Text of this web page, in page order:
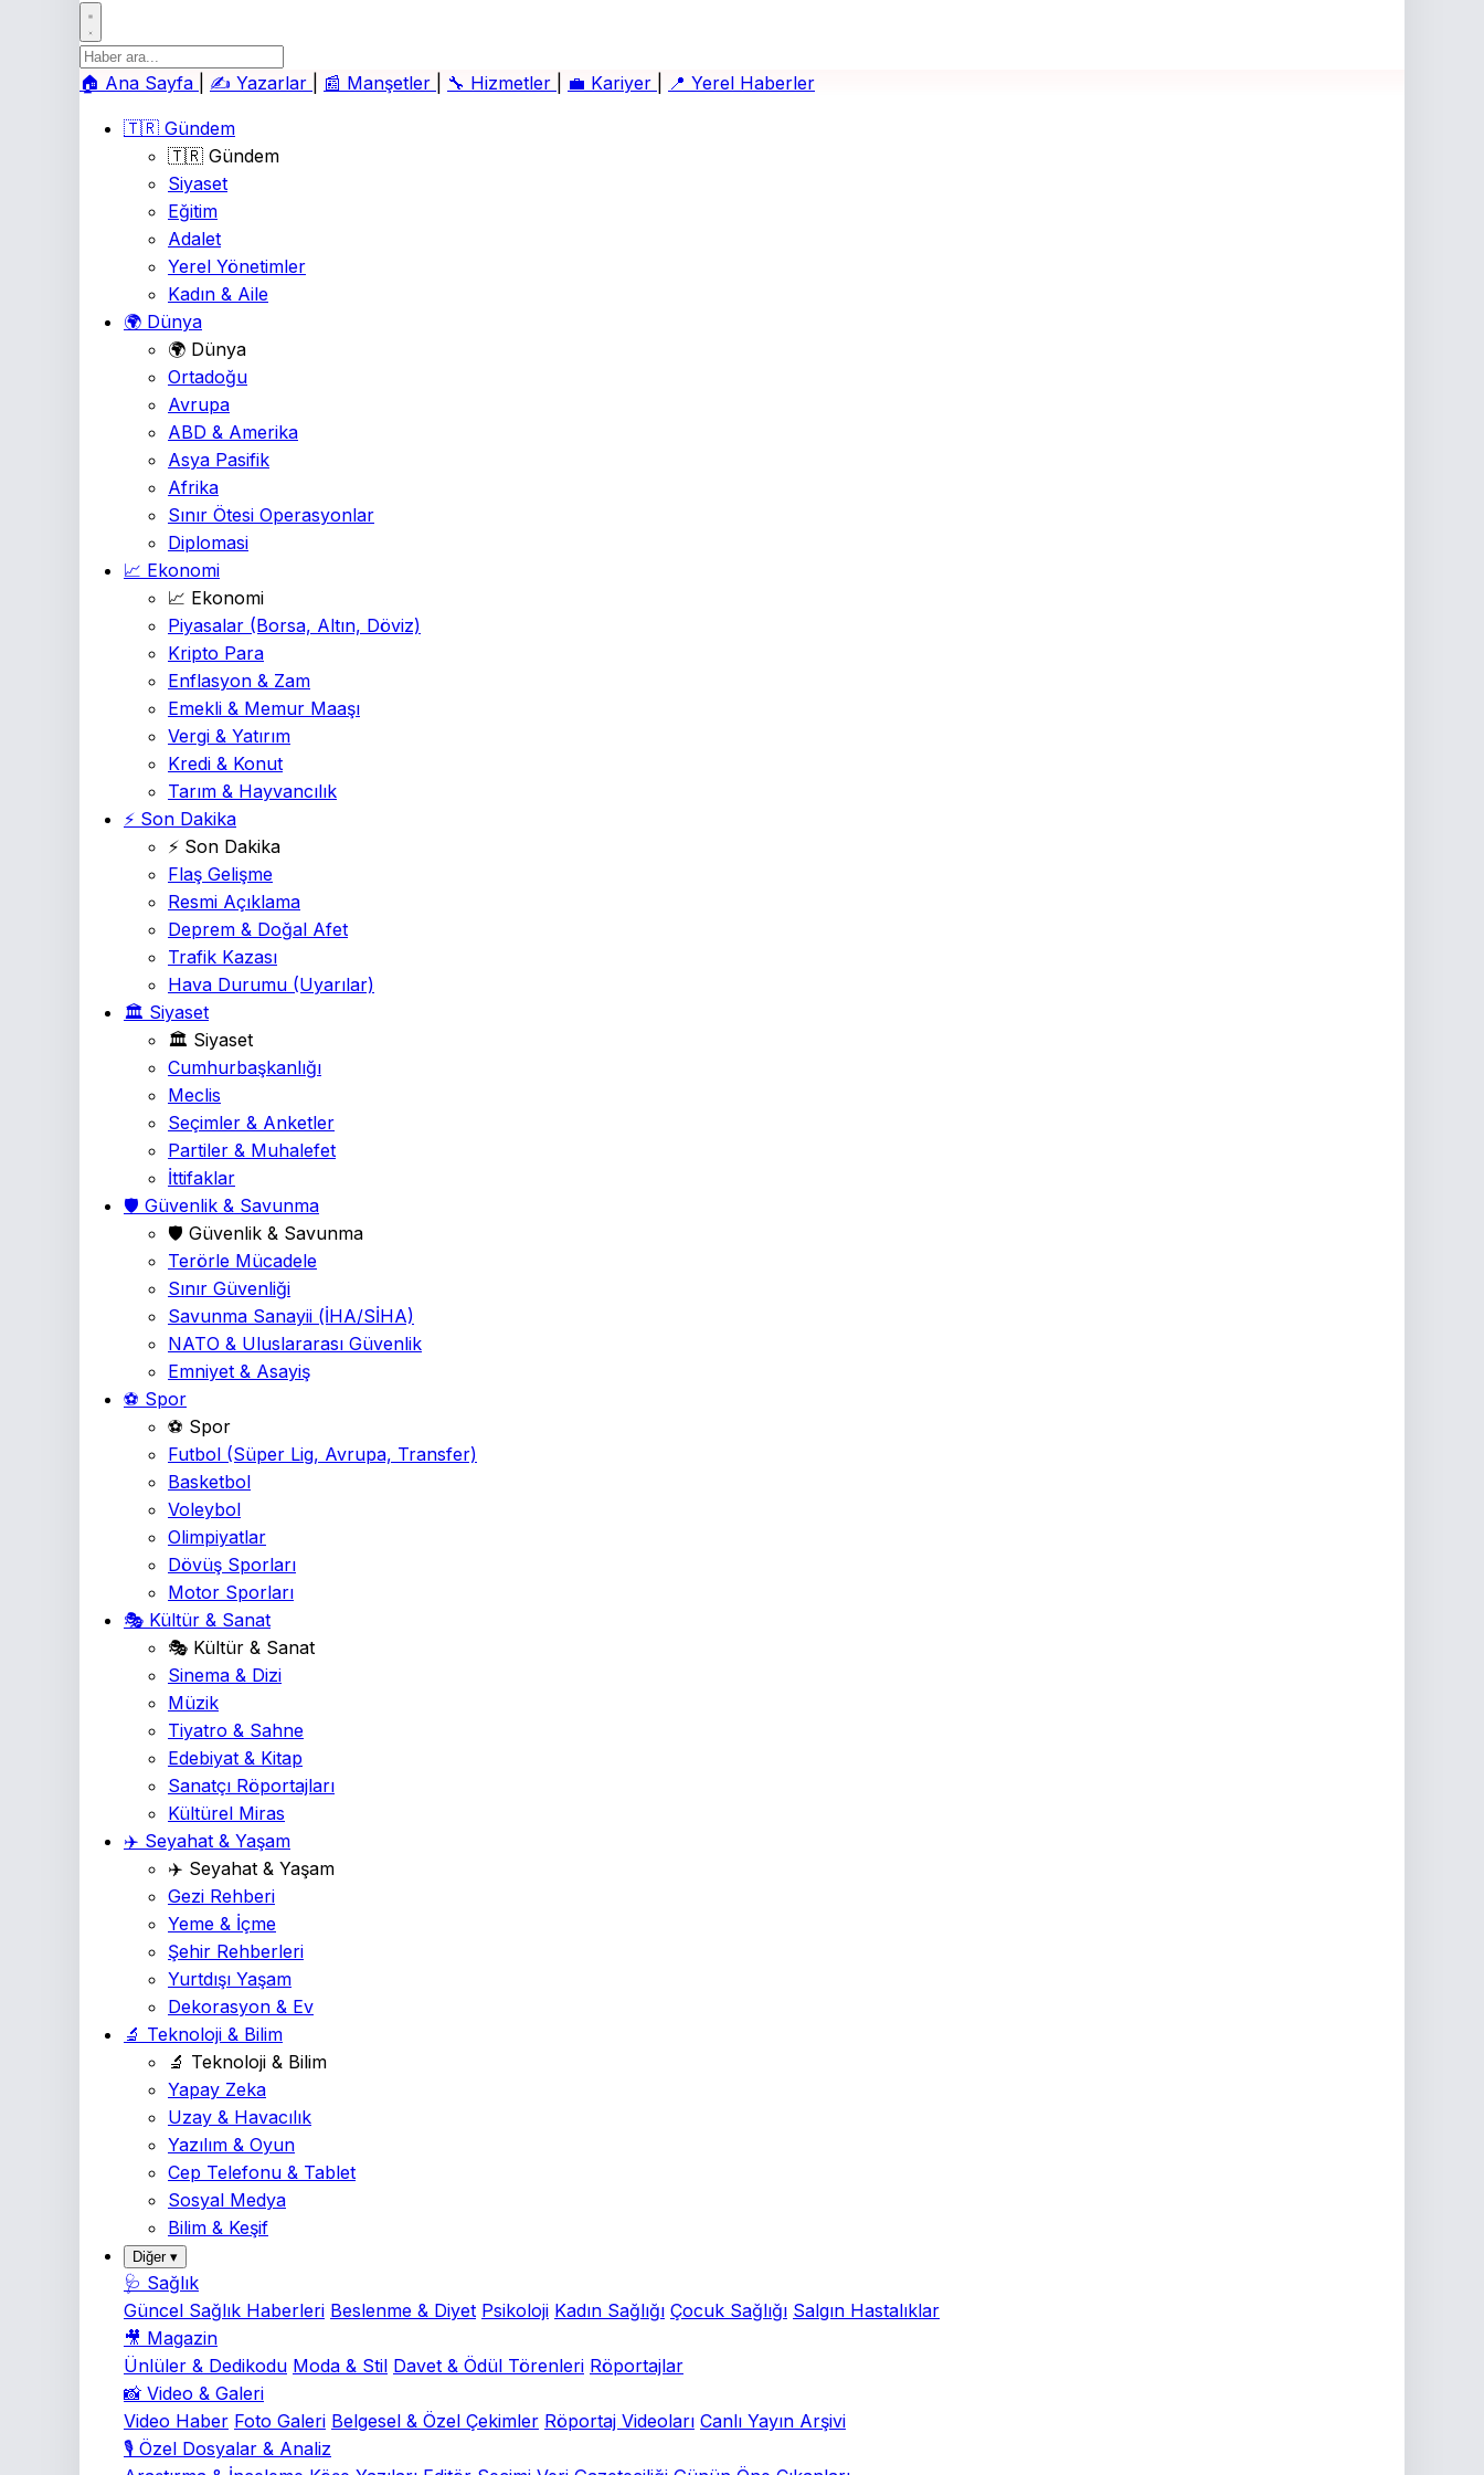
🏠 Ana Sayfa ✍️ Yazarlar 📰 Manşetler 🔧 Hizmetler 💼 Kariyer 📍 Yerel Haberler
🇹🇷 Gündem
🇹🇷 Gündem
Siyaset
Eğitim
Adalet
Yerel Yönetimler
Kadın & Aile
🌍 Dünya
🌍 Dünya
Ortadoğu
Avrupa
ABD & Amerika
Asya Pasifik
Afrika
Sınır Ötesi Operasyonlar
Diplomasi
📈 Ekonomi
📈 Ekonomi
Piyasalar (Borsa, Altın, Döviz)
Kripto Para
Enflasyon & Zam
Emekli & Memur Maaşı
Vergi & Yatırım
Kredi & Konut
Tarım & Hayvancılık
⚡ Son Dakika
⚡ Son Dakika
Flaş Gelişme
Resmi Açıklama
Deprem & Doğal Afet
Trafik Kazası
Hava Durumu (Uyarılar)
🏛️ Siyaset
🏛️ Siyaset
Cumhurbaşkanlığı
Meclis
Seçimler & Anketler
Partiler & Muhalefet
İttifaklar
🛡️ Güvenlik & Savunma
🛡️ Güvenlik & Savunma
Terörle Mücadele
Sınır Güvenliği
Savunma Sanayii (İHA/SİHA)
NATO & Uluslararası Güvenlik
Emniyet & Asayiş
⚽ Spor
⚽ Spor
Futbol (Süper Lig, Avrupa, Transfer)
Basketbol
Voleybol
Olimpiyatlar
Dövüş Sporları
Motor Sporları
🎭 Kültür & Sanat
🎭 Kültür & Sanat
Sinema & Dizi
Müzik
Tiyatro & Sahne
Edebiyat & Kitap
Sanatçı Röportajları
Kültürel Miras
✈️ Seyahat & Yaşam
✈️ Seyahat & Yaşam
Gezi Rehberi
Yeme & İçme
Şehir Rehberleri
Yurtdışı Yaşam
Dekorasyon & Ev
🔬 Teknoloji & Bilim
🔬 Teknoloji & Bilim
Yapay Zeka
Uzay & Havacılık
Yazılım & Oyun
Cep Telefonu & Tablet
Sosyal Medya
Bilim & Keşif
Diğer ▾
🩺 Sağlık
Güncel Sağlık Haberleri Beslenme & Diyet Psikoloji Kadın Sağlığı Çocuk Sağlığı Salgın Hastalıklar
🎥 Magazin
Ünlüler & Dedikodu Moda & Stil Davet & Ödül Törenleri Röportajlar
📸 Video & Galeri
Video Haber Foto Galeri Belgesel & Özel Çekimler Röportaj Videoları Canlı Yayın Arşivi
🎙️ Özel Dosyalar & Analiz